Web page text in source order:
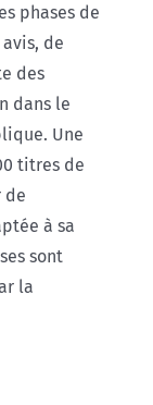
phases de
de
des
dans le
Une
titres de
de
à sa
sont
la